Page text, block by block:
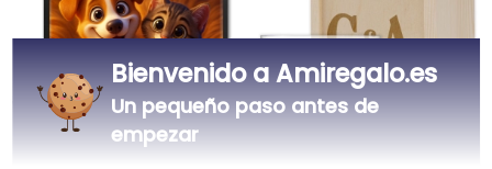
Bienvenido a Amiregalo.es
Un pequeño paso antes de
empezar